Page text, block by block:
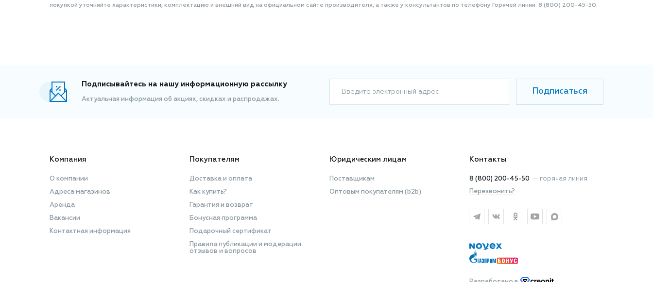
покупкой уточняйте характеристики, комплектацию и внешний вид на официальном сайте производителя, а также у консультантов по телефону Горячей линии: 8 (800) 200-45-50.
Подписывайтесь на нашу информационную рассылку
Актуальная информация об акциях, скидках и распродажах.
Введите электронный адрес Подписаться
Компания
О компании
Адреса магазинов
Аренда
Вакансии
Контактная информация
Покупателям
Доставка и оплата
Как купить?
Гарантия и возврат
Бонусная программа
Подарочный сертификат
Правила публикации и модерации
отзывов и вопросов
Юридическим лицам
Поставщикам
Оптовым покупателям (b2b)
Контакты
8 (800) 200-45-50 — горячая линия
Перезвонить?